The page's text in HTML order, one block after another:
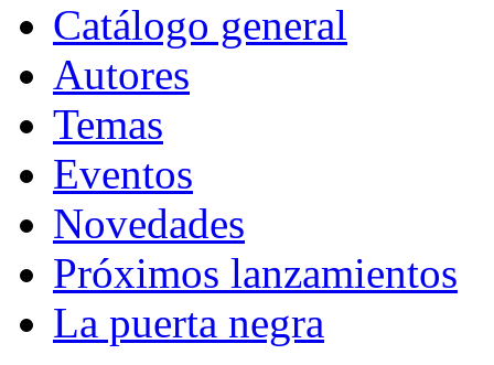
Catálogo general
Autores
Temas
Eventos
Novedades
Próximos lanzamientos
La puerta negra